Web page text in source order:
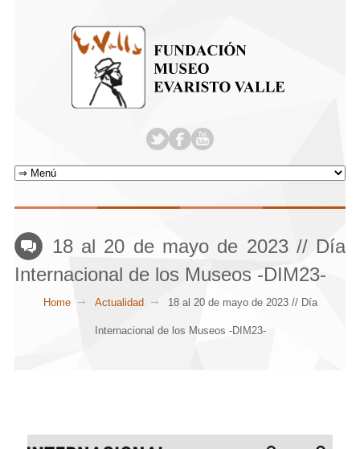
18 al 20 de mayo de 2023 // Día
Internacional de los Museos -DIM23-
Home Actualidad 18 al 20 de mayo de 2023 // Día
Internacional de los Museos -DIM23-